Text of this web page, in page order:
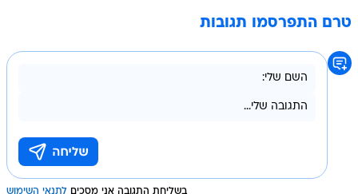
טרם התפרסמו תגובות
בשליחת התגובה אני מסכים לתנאי השימוש